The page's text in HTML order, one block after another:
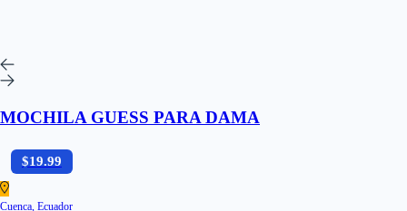
MOCHILA GUESS PARA DAMA
$19.99
Cuenca, Ecuador